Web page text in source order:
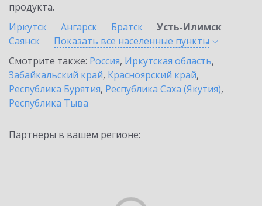
продукта.
Иркутск
Ангарск Братск
Усть-Илимск
Саянск
Показать все населенные пункты
Смотрите также: Россия, Иркутская область,
Забайкальский край, Красноярский край,
Республика Бурятия, Республика Саха (Якутия),
Республика Тыва
Партнеры в вашем регионе: